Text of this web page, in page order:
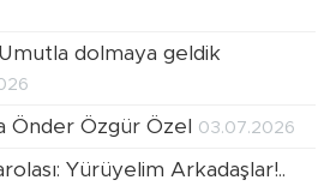
dolmaya geldik
Önder Özgür Özel 03.07.2026
Yürüyelim Arkadaşlar!..